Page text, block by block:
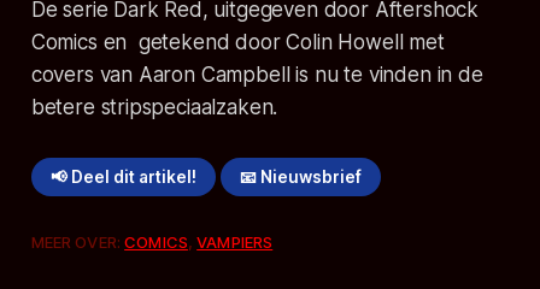
De serie Dark Red, uitgegeven door Aftershock
Comics en getekend door Colin Howell met
covers van Aaron Campbell is nu te vinden in de
betere stripspeciaalzaken.
📢 Deel dit artikel! 📧 Nieuwsbrief
MEER OVER:COMICS,VAMPIERS